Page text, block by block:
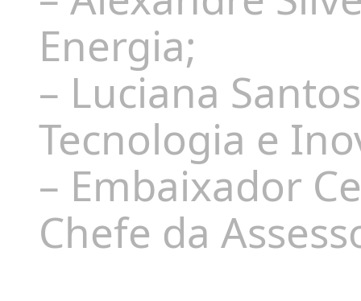
Energia;
– Luciana
Tecnologia e
– Embaixador
Chefe da